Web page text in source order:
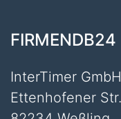
FIRMENDB24
InterTimer GmbH
Ettenhofener